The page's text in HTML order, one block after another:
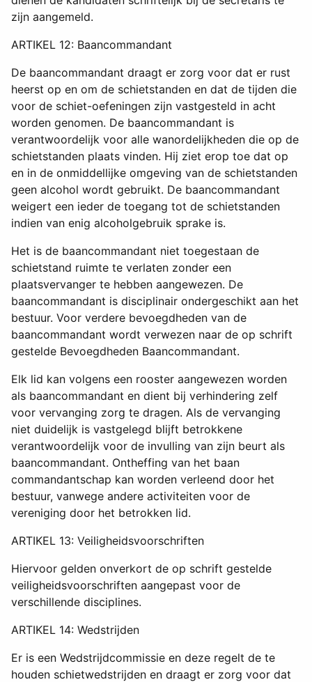
zijn aangemeld.
ARTIKEL 12: Baancommandant
De baancommandant draagt er zorg voor dat er rust
heerst op en om de schietstanden en dat de tijden die
voor de schiet-oefeningen zijn vastgesteld in acht
worden genomen. De baancommandant is
verantwoordelijk voor alle wanordelijkheden die op de
schietstanden plaats vinden. Hij ziet erop toe dat op
en in de onmiddellijke omgeving van de schietstanden
geen alcohol wordt gebruikt. De baancommandant
weigert een ieder de toegang tot de schietstanden
indien van enig alcoholgebruik sprake is.
Het is de baancommandant niet toegestaan de
schietstand ruimte te verlaten zonder een
plaatsvervanger te hebben aangewezen. De
baancommandant is disciplinair ondergeschikt aan het
bestuur. Voor verdere bevoegdheden van de
baancommandant wordt verwezen naar de op schrift
gestelde Bevoegdheden Baancommandant.
Elk lid kan volgens een rooster aangewezen worden
als baancommandant en dient bij verhindering zelf
voor vervanging zorg te dragen. Als de vervanging
niet duidelijk is vastgelegd blijft betrokkene
verantwoordelijk voor de invulling van zijn beurt als
baancommandant. Ontheffing van het baan
commandantschap kan worden verleend door het
bestuur, vanwege andere activiteiten voor de
vereniging door het betrokken lid.
ARTIKEL 13: Veiligheidsvoorschriften
Hiervoor gelden onverkort de op schrift gestelde
veiligheidsvoorschriften aangepast voor de
verschillende disciplines.
ARTIKEL 14: Wedstrijden
Er is een Wedstrijdcommissie en deze regelt de te
houden schietwedstrijden en draagt er zorg voor dat